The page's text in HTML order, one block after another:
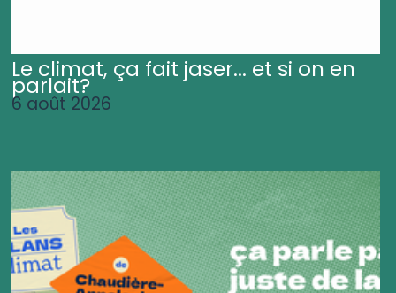
Le climat, ça fait jaser... et si on en
parlait?
6 août 2026